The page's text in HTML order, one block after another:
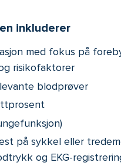
inkluderer
med fokus på
risikofaktorer
blodprøver
på sykkel eller
og EKG-